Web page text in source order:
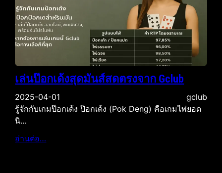
เล่นป๊อกเด้งสุดมันส์สดตรงจาก Gclub
2025-04-01
gclub
รู้จักกับเกมป๊อกเด้ง ป๊อกเด้ง (Pok Deng) คือเกมไพ่ยอด
นิ…
อ่านต่อ…